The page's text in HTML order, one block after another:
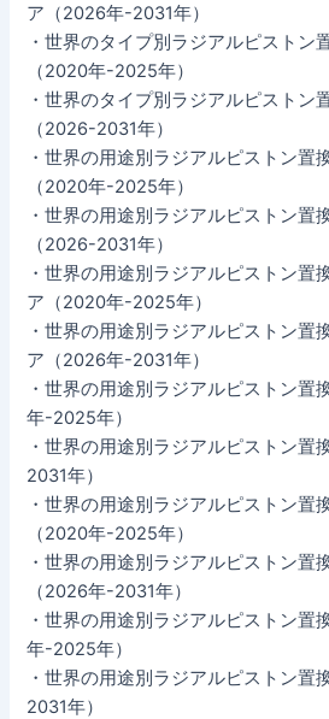
ア（2026年-2031年）
・世界のタイプ別ラジアルピストン
（2020年-2025年）
・世界のタイプ別ラジアルピストン
（2026-2031年）
・世界の用途別ラジアルピストン置
（2020年-2025年）
・世界の用途別ラジアルピストン置
（2026-2031年）
・世界の用途別ラジアルピストン置
ア（2020年-2025年）
・世界の用途別ラジアルピストン置
ア（2026年-2031年）
・世界の用途別ラジアルピストン置
年-2025年）
・世界の用途別ラジアルピストン
2031年）
・世界の用途別ラジアルピストン置
（2020年-2025年）
・世界の用途別ラジアルピストン置
（2026年-2031年）
・世界の用途別ラジアルピストン置
年-2025年）
・世界の用途別ラジアルピストン
2031年）